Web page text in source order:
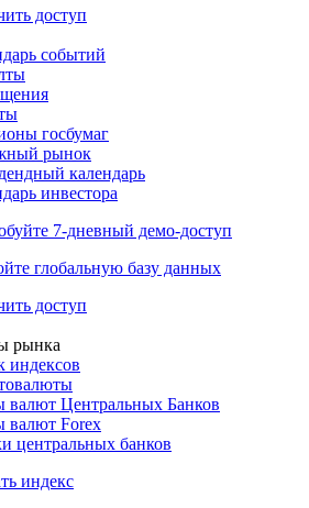
7-дневный
глобальную базу данных
доступ
событий
рынок
инвестора
7-дневный
глобальную базу данных
доступ
рынка
индексов
валют Центральных Банков